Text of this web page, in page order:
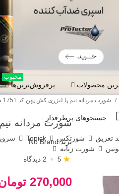
جستجوهای پرطرفدار :
تعریق شورتکس Topick
شورت زنانه
محصولات پرفروش‌ترین‌ها
محبوب
/ شورت مردانه نیم پا لیزری کش پهن کد 1751 طرح ملانژ
شورت مردانه نیم پا
برند:No Brand
5 ★ 2 دیدگاه
270,000 تومان